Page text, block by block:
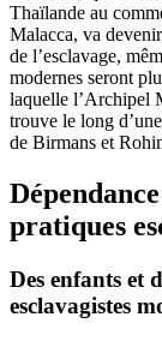
Thaïlande au
Malacca, va
de l’esclavage,
modernes seront
laquelle l’Archipel
trouve le long
de Birmans et
pratiques
Des enfants et
esclavagistes